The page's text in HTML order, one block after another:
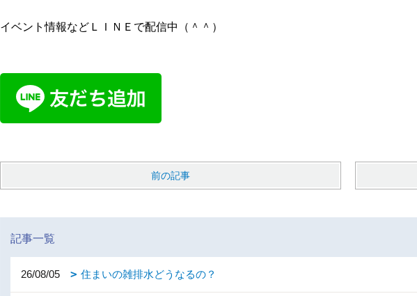
イベント情報などＬＩＮＥで配信中（＾＾）
前の記事
記事一覧
26/08/05 住まいの雑排水どうなるの？